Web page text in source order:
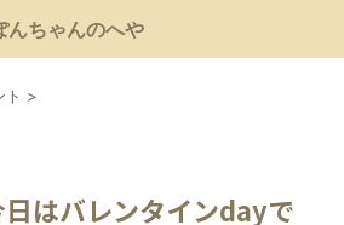
んちゃんのへや
ト >
はバレンタインdayで